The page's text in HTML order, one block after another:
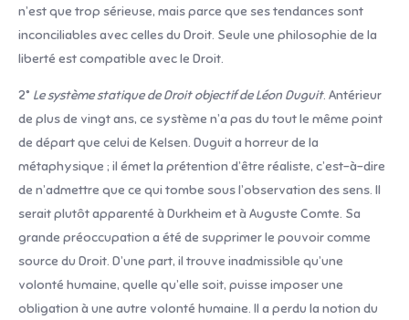
n’est que trop sérieuse, mais parce que ses tendances sont
inconciliables avec celles du Droit. Seule une philosophie de la
liberté est compatible avec le Droit.
2° Le système statique de Droit objectif de Léon Duguit. Antérieur
de plus de vingt ans, ce système n’a pas du tout le même point
de départ que celui de Kelsen. Duguit a horreur de la
métaphysique ; il émet la prétention d’être réaliste, c’est-à-dire
de n’admettre que ce qui tombe sous l’observation des sens. Il
serait plutôt apparenté à Durkheim et à Auguste Comte. Sa
grande préoccupation a été de supprimer le pouvoir comme
source du Droit. D’une part, il trouve inadmissible qu’une
volonté humaine, quelle qu’elle soit, puisse imposer une
obligation à une autre volonté humaine. Il a perdu la notion du